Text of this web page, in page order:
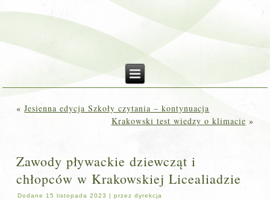
«Jesienna edycja Szkoły czytania – kontynuacja
Krakowski test wiedzy o klimacie »
Zawody pływackie dziewcząt i
chłopców w Krakowskiej Licealiadzie
Dodane 15 listopada 2023 |przez dyrekcja